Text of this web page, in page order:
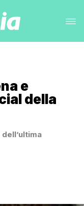
e
della